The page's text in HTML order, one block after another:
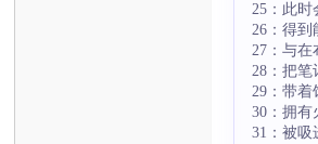
25：此时
26：得到
27：与在
28：把
29：带着
30：拥有
31：被吸